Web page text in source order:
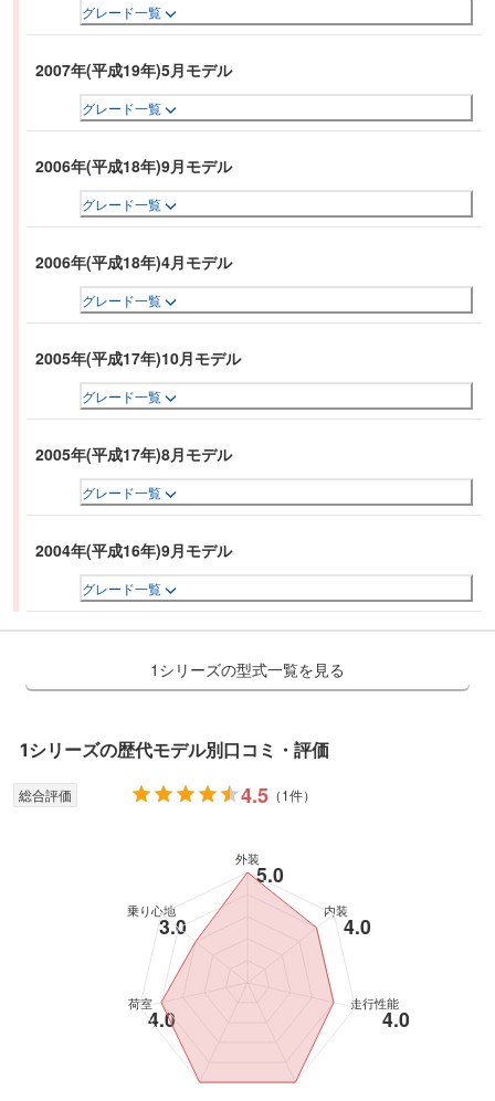
グレード一覧
2007年(平成19年)5月モデル
グレード一覧
2006年(平成18年)9月モデル
グレード一覧
2006年(平成18年)4月モデル
グレード一覧
2005年(平成17年)10月モデル
グレード一覧
2005年(平成17年)8月モデル
グレード一覧
2004年(平成16年)9月モデル
グレード一覧
1シリーズの型式一覧を見る
1シリーズの歴代モデル別口コミ・評価
総合評価 4.5 （1件）
外装
5.0
内装
4.0
走行性能
4.0
荷室
4.0
乗り心地
3.0